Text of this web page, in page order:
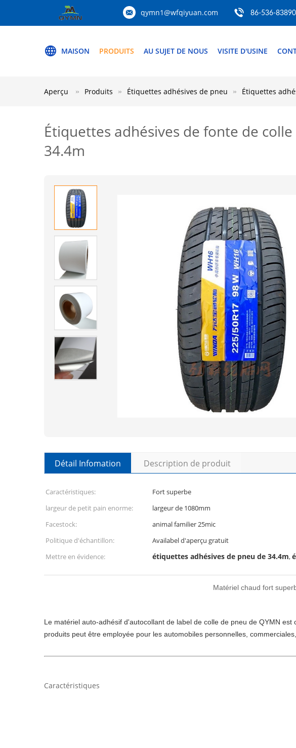
qymn1@wfqiyuan.com 86-536-
MAISON PRODUITS AU SUJET DE NOUS VISITE D'USINE
Aperçu Produits Étiquettes adhésives de pneu Étiquettes
Étiquettes adhésives de fonte de
34.4m
Détail Infomation Description de produit
Caractéristiques: Fort superbe
largeur de petit pain enorme:
largeur de 1080mm
Facestock:
animal familier 25mic
Politique d'échantillon:
Availabel d'aperçu gratuit
Mettre en évidence:
étiquettes adhésives de pneu de 34.4m,
Matériel chaud fort
Le matériel auto-adhésif d'autocollant de label de colle de pneu de QYMN
produits peut être employée pour les automobiles personnelles,
Caractéristiques